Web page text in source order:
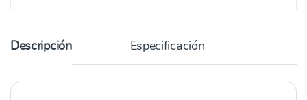
Descripción Especificación